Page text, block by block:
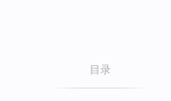
目录